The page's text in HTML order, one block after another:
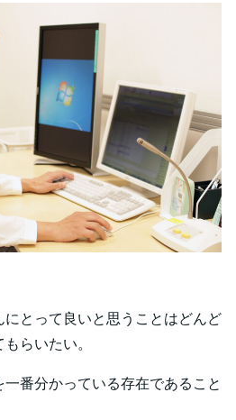
とって良いと思うことはどんど
らいたい。
番分かっている存在であること